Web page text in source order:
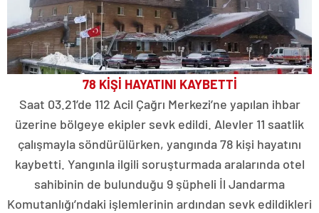
78 KİŞİ HAYATINI KAYBETTİ
Saat 03.21’de 112 Acil Çağrı Merkezi’ne yapılan ihbar
üzerine bölgeye ekipler sevk edildi. Alevler 11 saatlik
çalışmayla söndürülürken, yangında 78 kişi hayatını
kaybetti. Yangınla ilgili soruşturmada aralarında otel
sahibinin de bulunduğu 9 şüpheli İl Jandarma
Komutanlığı’ndaki işlemlerinin ardından sevk edildikleri